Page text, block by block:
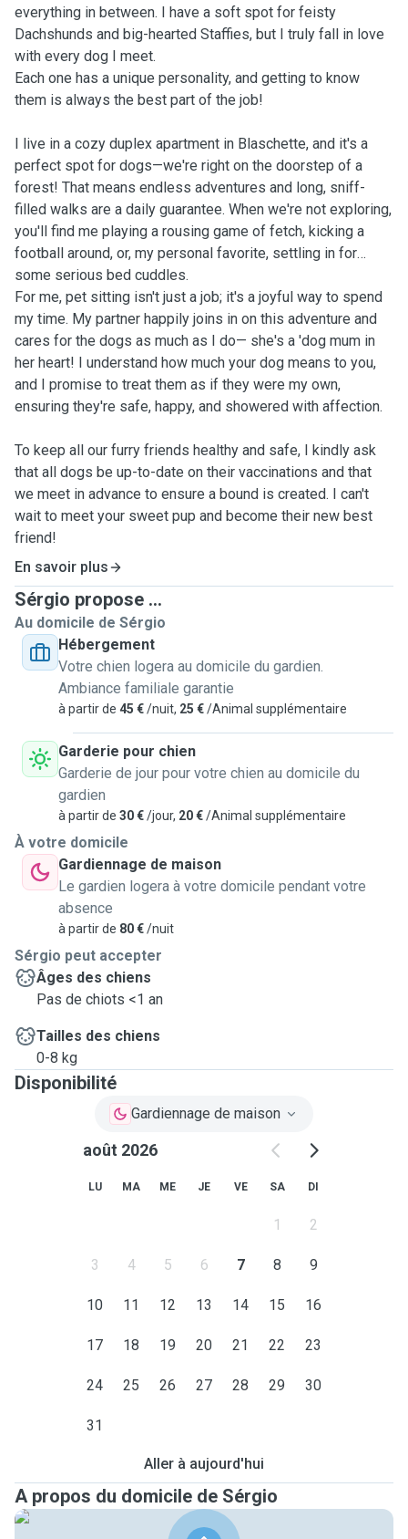
everything in between. I have a soft spot for feisty
Dachshunds and big-hearted Staffies, but I truly fall in love
with every dog I meet.
Each one has a unique personality, and getting to know
them is always the best part of the job!
I live in a cozy duplex apartment in Blaschette, and it's a
perfect spot for dogs—we're right on the doorstep of a
forest! That means endless adventures and long, sniff-
filled walks are a daily guarantee. When we're not exploring,
you'll find me playing a rousing game of fetch, kicking a
football around, or, my personal favorite, settling in for
some serious bed cuddles.
For me, pet sitting isn't just a job; it's a joyful way to spend
my time. My partner happily joins in on this adventure and
cares for the dogs as much as I do— she's a 'dog mum in
her heart! I understand how much your dog means to you,
and I promise to treat them as if they were my own,
ensuring they're safe, happy, and showered with affection.
To keep all our furry friends healthy and safe, I kindly ask
that all dogs be up-to-date on their vaccinations and that
we meet in advance to ensure a bound is created. I can't
wait to meet your sweet pup and become their new best
friend!
En savoir plus
Sérgio propose ...
Au domicile de Sérgio
Hébergement
Votre chien logera au domicile du gardien.
Ambiance familiale garantie
à partir de 45 €/nuit, 25 €/Animal supplémentaire
Garderie pour chien
Garderie de jour pour votre chien au domicile du
gardien
à partir de 30 €/jour, 20 €/Animal supplémentaire
À votre domicile
Gardiennage de maison
Le gardien logera à votre domicile pendant votre
absence
à partir de 80 €/nuit
Sérgio peut accepter
Âges des chiens
Pas de chiots <1 an
Tailles des chiens
0-8 kg
Disponibilité
Gardiennage de maison
août 2026
LU MA ME JE VE SA DI
1 2
3 4 5 6 7 8 9
10 11 12 13 14 15 16
17 18 19 20 21 22 23
24 25 26 27 28 29 30
31
Aller à aujourd'hui
A propos du domicile de Sérgio